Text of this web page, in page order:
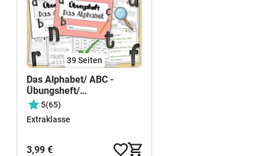
39Seiten
Das Alphabet/ ABC -
Übungsheft/
Stationenlernen (Klasse 2-
3) #50mal50byextraklasse
5(65)
Extraklasse
3,99 €